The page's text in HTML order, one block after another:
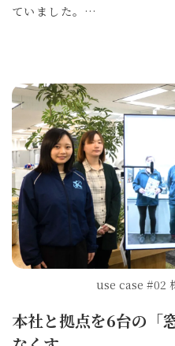
ていました。
に事務所を設置せざるを得
らは足が遠のきます。丸一
ありません。500メートルと
ンの障壁になり得るのです。
use case #02
本社と拠点を6台の「